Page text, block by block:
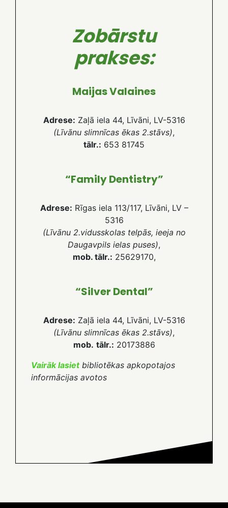
Zobārstu
prakses:
Maijas Valaines
Adrese: Zaļā iela 44, Līvāni, LV-5316
(Līvānu slimnīcas ēkas 2.stāvs),
tālr.: 653 81745
“Family Dentistry”
Adrese: Rīgas iela 113/117, Līvāni, LV –
5316
(Līvānu 2.vidusskolas telpās, ieeja no
Daugavpils ielas puses),
mob. tālr.: 25629170,
“Silver Dental”
Adrese: Zaļā iela 44, Līvāni, LV-5316
(Līvānu slimnīcas ēkas 2.stāvs),
mob. tālr.: 20173886
Vairāk lasietbibliotēkas apkopotajos
informācijas avotos